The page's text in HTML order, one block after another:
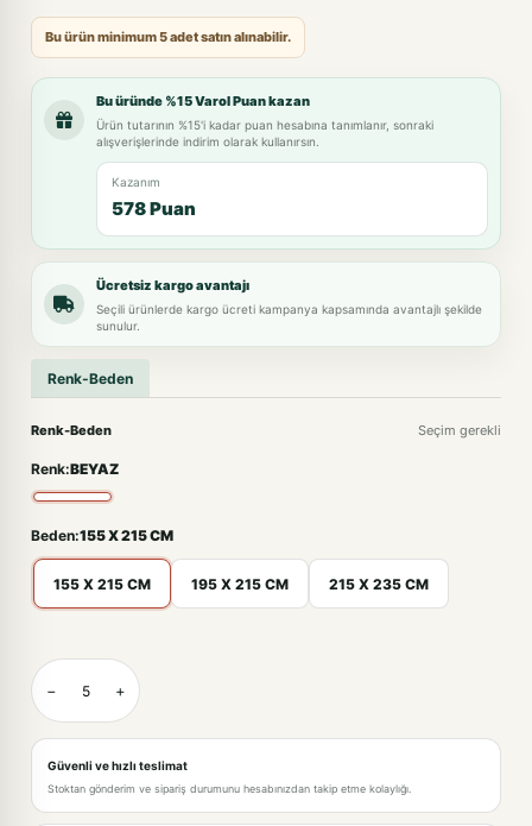
Bu ürün minimum 5 adet satın alınabilir.
Bu üründe %15 Varol Puan kazan
Ürün tutarının %15'i kadar puan hesabına tanımlanır, sonraki
alışverişlerinde indirim olarak kullanırsın.
Kazanım
578 Puan
Ücretsiz kargo avantajı
Seçili ürünlerde kargo ücreti kampanya kapsamında avantajlı şekilde
sunulur.
Renk-Beden
Renk-Beden Seçim gerekli
Renk:BEYAZ
Beden:155 X 215 CM
155 X 215 CM 195 X 215 CM 215 X 235 CM
BEYAZ-195 X 215 CM · +909,00TL
BEYAZ-215 X 235 CM · +1.688,00TL
− +
Güvenli ve hızlı teslimat
Stoktan gönderim ve sipariş durumunu hesabınızdan takip etme kolaylığı.